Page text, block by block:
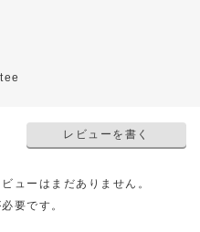
レビューを書く
ューはまだありません。
要です。